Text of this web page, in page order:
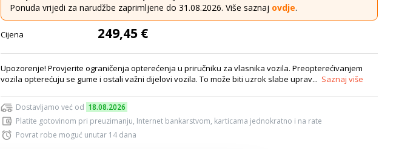
Ponuda vrijedi za narudžbe zaprimljene do 31.08.2026. Više saznaj ovdje.
Cijena 249,45 €
Upozorenje! Provjerite ograničenja opterećenja u priručniku za vlasnika vozila. Preopterećivanjem
vozila opterećuju se gume i ostali važni dijelovi vozila. To može biti uzrok slabe uprav... Saznaj više
Dostavljamo već od 18.08.2026
Platite gotovinom pri preuzimanju, Internet bankarstvom, karticama jednokratno i na rate
Povrat robe moguć unutar 14 dana